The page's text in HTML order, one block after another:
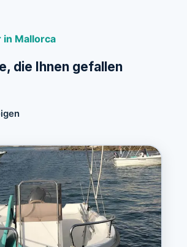
Mallorca
die Ihnen gefallen